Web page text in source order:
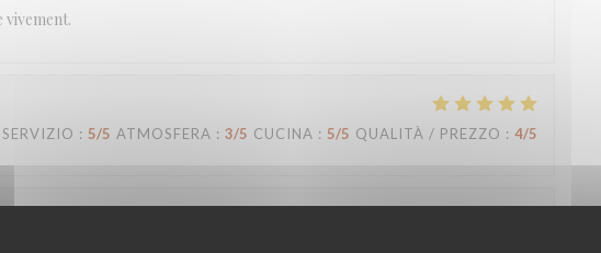
vivement.
SERVIZIO : 5/5 ATMOSFERA : 3/5 CUCINA : 5/5 QUALITÀ / PREZZO : 4/5